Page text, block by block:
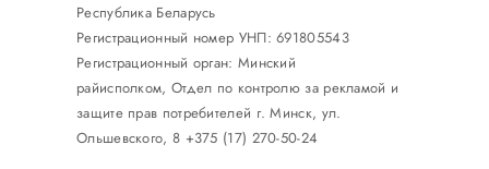
Республика Беларусь
Регистрационный номер УНП: 691805543
Регистрационный орган: Минский
райисполком, Отдел по контролю за рекламой и
защите прав потребителей г. Минск, ул.
Ольшевского, 8 +375 (17) 270-50-24